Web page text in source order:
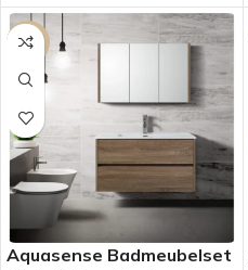
SALE
Aquasense Badmeubelset